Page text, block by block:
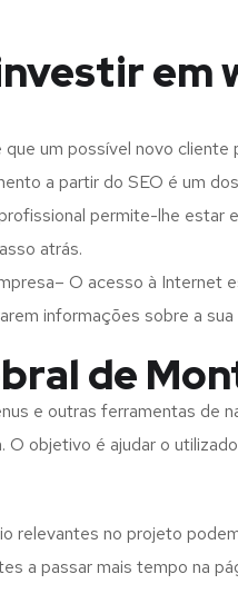
em
um possível novo
a partir do SEO é um
permite-lhe estar
atrás.
O acesso à
informações sobre a
de
e outras ferramentas de
O objetivo é ajudar o
relevantes no projeto
a passar mais tempo na